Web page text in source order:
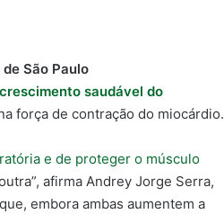
São Paulo
saudável do
força de contração do miocárdio.
e de proteger o músculo
afirma Andrey Jorge Serra,
embora ambas aumentem a